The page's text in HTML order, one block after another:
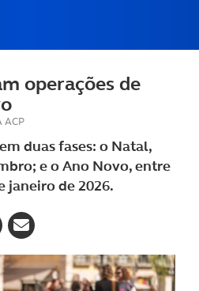
operações de
ACP
duas fases: o Natal,
e o Ano Novo, entre
janeiro de 2026.